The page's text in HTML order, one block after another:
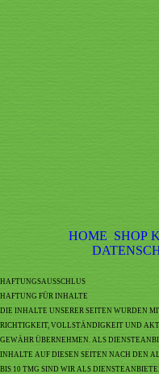
HOME SHOP
HAFTUNGSAUSSCHLUS
HAFTUNG FÜR INHALTE
DIE INHALTE UNSERER SEITEN WURDEN
RICHTIGKEIT, VOLLSTÄNDIGKEIT UND
GEWÄHR ÜBERNEHMEN. ALS
INHALTE AUF DIESEN SEITEN NACH DEN
BIS 10 TMG SIND WIR ALS